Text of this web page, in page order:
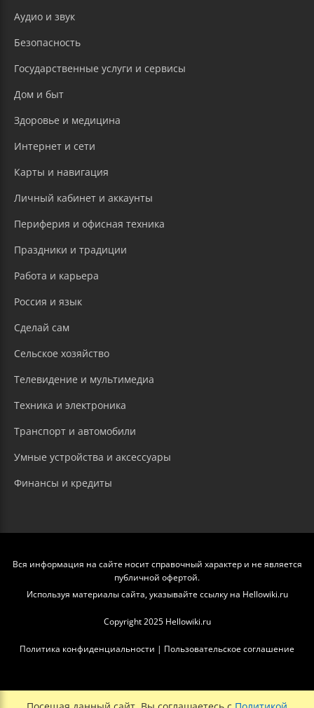
Аудио и звук
Безопасность
Государственные услуги и сервисы
Дом и быт
Здоровье и медицина
Интернет и сети
Карты и навигация
Личный кабинет и аккаунты
Периферия и офисная техника
Праздники и традиции
Работа и карьера
Россия и язык
Сделай сам
Сельское хозяйство
Телевидение и мультимедиа
Техника и электроника
Транспорт и автомобили
Умные устройства и аксессуары
Финансы и кредиты
Вся информация на сайте носит справочный характер и не является
публичной офертой.
Используя материалы сайта, указывайте ссылку на Hellowiki.ru
Copyright 2025 Hellowiki.ru
Политика конфиденциальности | Пользовательское соглашение